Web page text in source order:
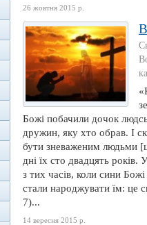
26 жовтня 2015 р.
Божі побачили дочок
дружин, яку хто обрав. І
бути зневаженим людьми
дні їх сто двадцять років.
з тих часів, коли сини
стали народжувати їм: це
7)...
14 вересня 2015 р.